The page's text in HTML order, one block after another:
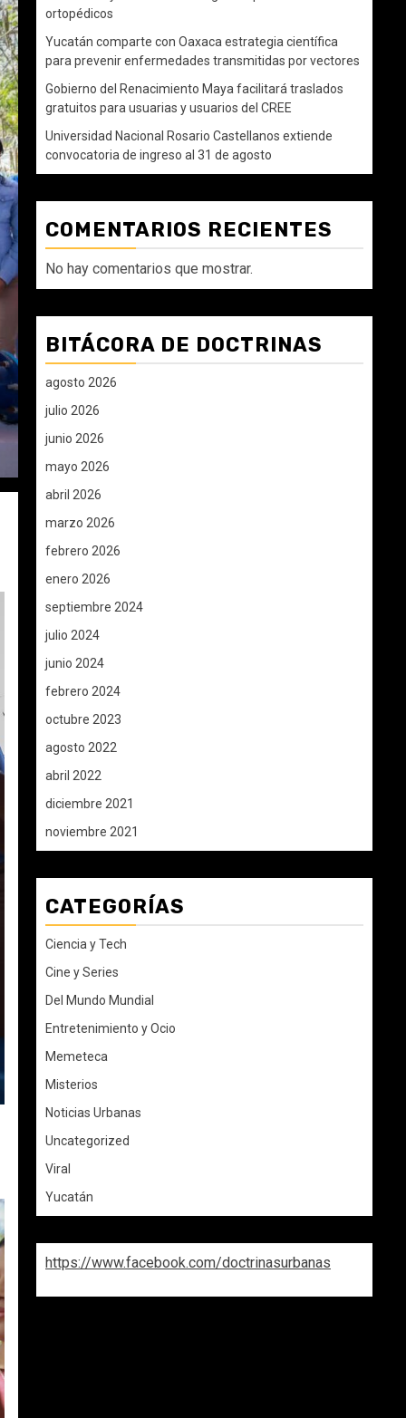
ortopédicos
Yucatán comparte con Oaxaca estrategia científica
para prevenir enfermedades transmitidas por vectores
Gobierno del Renacimiento Maya facilitará traslados
gratuitos para usuarias y usuarios del CREE
Universidad Nacional Rosario Castellanos extiende
convocatoria de ingreso al 31 de agosto
COMENTARIOS RECIENTES
No hay comentarios que mostrar.
BITÁCORA DE DOCTRINAS
agosto 2026
julio 2026
junio 2026
mayo 2026
abril 2026
marzo 2026
febrero 2026
enero 2026
septiembre 2024
julio 2024
junio 2024
febrero 2024
octubre 2023
agosto 2022
abril 2022
diciembre 2021
noviembre 2021
CATEGORÍAS
Ciencia y Tech
Cine y Series
Del Mundo Mundial
Entretenimiento y Ocio
Memeteca
Misterios
Noticias Urbanas
Uncategorized
Viral
Yucatán
https://www.facebook.com/doctrinasurbanas